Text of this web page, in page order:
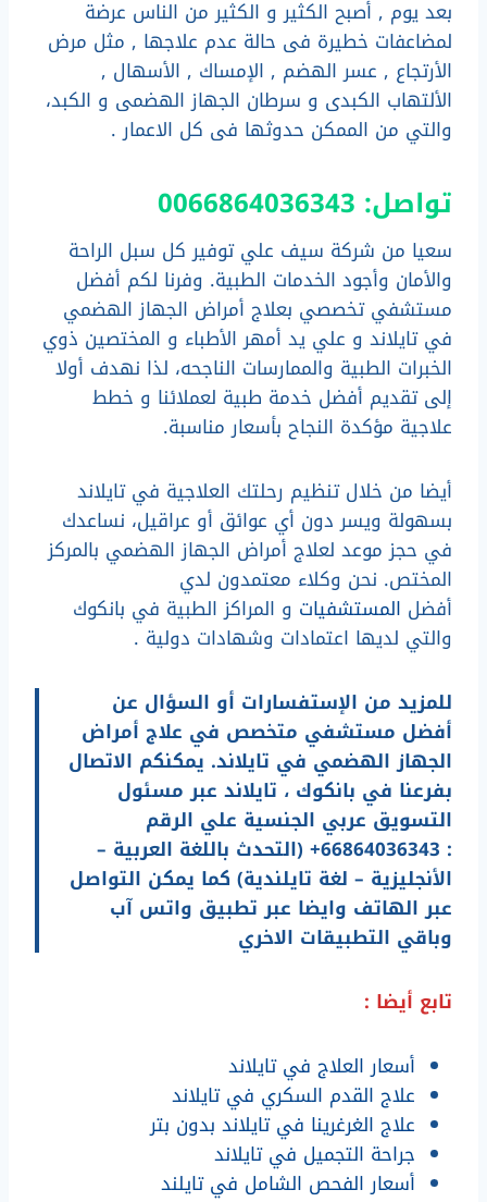
بعد يوم , أصبح الكثير و الكثير من الناس عرضة
لمضاعفات خطيرة فى حالة عدم علاجها , مثل مرض
الأرتجاع , عسر الهضم , الإمساك , الأسهال ,
الألتهاب الكبدى و سرطان الجهاز الهضمى و الكبد،
والتي من الممكن حدوثها فى كل الاعمار .
تواصل: 0066864036343
سعيا من شركة سيف علي توفير كل سبل الراحة
والأمان وأجود الخدمات الطبية. وفرنا لكم أفضل
مستشفي تخصصي بعلاج أمراض الجهاز الهضمي
في تايلاند و علي يد أمهر الأطباء و المختصين ذوي
الخبرات الطبية والممارسات الناجحه، لذا نهدف أولا
إلى تقديم أفضل خدمة طبية لعملائنا و خطط
علاجية مؤكدة النجاح بأسعار مناسبة.
أيضا من خلال تنظيم رحلتك العلاجية في تايلاند
بسهولة ويسر دون أي عوائق أو عراقيل، نساعدك
في حجز موعد لعلاج أمراض الجهاز الهضمي بالمركز
المختص. نحن وكلاء معتمدون لدي
أفضل المستشفيات و المراكز الطبية في بانكوك
والتي لديها اعتمادات وشهادات دولية .
للمزيد من الإستفسارات أو السؤال عن
أفضل مستشفي متخصص في علاج أمراض
الجهاز الهضمي في تايلاند. يمكنكم الاتصال
بفرعنا في بانكوك ، تايلاند عبر مسئول
التسويق عربي الجنسية علي الرقم
: 66864036343+ (التحدث باللغة العربية –
الأنجليزية – لغة تايلندية) كما يمكن التواصل
عبر الهاتف وايضا عبر تطبيق واتس آب
وباقي التطبيقات الاخري
تابع أيضا :
أسعار العلاج في تايلاند
علاج القدم السكري في تايلاند
علاج الغرغرينا في تايلاند بدون بتر
جراحة التجميل في تايلاند
أسعار الفحص الشامل في تايلند